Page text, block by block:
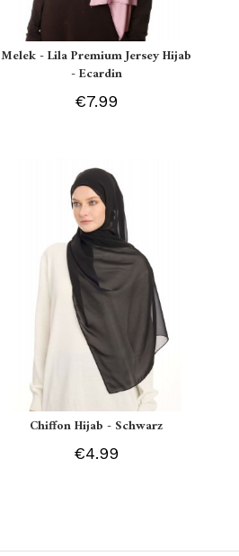
Melek - Lila Premium Jersey Hijab
- Ecardin
€7.99
Chiffon Hijab - Schwarz
€4.99